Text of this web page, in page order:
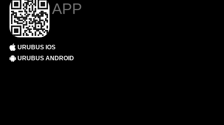
APP
URUBUS IOS
URUBUS ANDROID